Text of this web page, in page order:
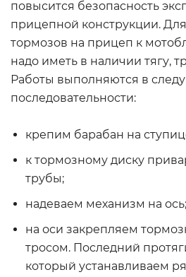
повысится безопасность
прицепной конструкции.
тормозов на прицеп к
надо иметь в наличии тягу,
Работы выполняются в
последовательности:
крепим барабан на
к тормозному диску
трубы;
надеваем механизм на ось;
на оси закрепляем
тросом. Последний
который устанавливаем